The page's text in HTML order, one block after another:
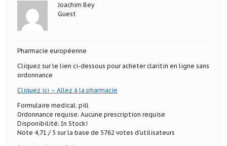
Joachim Bey
Guest
Pharmacie européenne
Cliquez sur le lien ci-dessous pour acheter claritin en ligne sans
ordonnance
Cliquez ici – Allez à la pharmacie
Formulaire medical: pill
Ordonnance requise: Aucune prescription requise
Disponibilité: In Stock!
Note 4,71 / 5 sur la base de 5762 votes d’utilisateurs